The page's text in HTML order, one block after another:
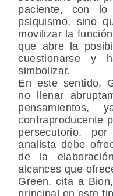
paciente, con
psiquismo, sino
movilizar la
que abre la
cuestionarse y
simbolizar.
En este sentido,
no llenar
pensamientos,
contraproducente
persecutorio,
analista debe
de la
alcances que
Green, cita a
principal en este